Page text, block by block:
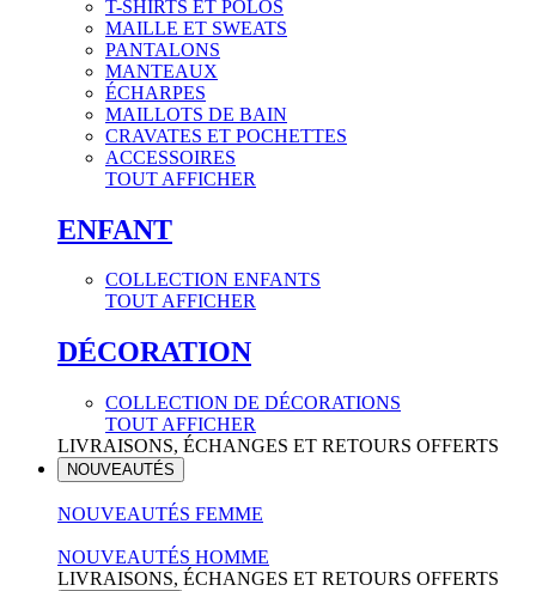
T-SHIRTS ET POLOS
MAILLE ET SWEATS
PANTALONS
MANTEAUX
ÉCHARPES
MAILLOTS DE BAIN
CRAVATES ET POCHETTES
ACCESSOIRES
TOUT AFFICHER
ENFANT
COLLECTION ENFANTS
TOUT AFFICHER
DÉCORATION
COLLECTION DE DÉCORATIONS
TOUT AFFICHER
LIVRAISONS, ÉCHANGES ET RETOURS OFFERTS
NOUVEAUTÉS
NOUVEAUTÉS FEMME
NOUVEAUTÉS HOMME
LIVRAISONS, ÉCHANGES ET RETOURS OFFERTS